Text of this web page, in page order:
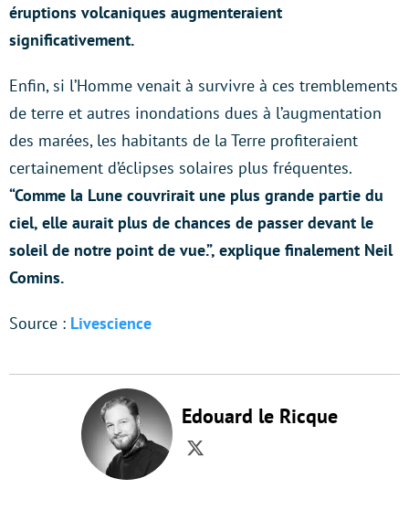
éruptions volcaniques augmenteraient
significativement.
Enfin, si l’Homme venait à survivre à ces tremblements
de terre et autres inondations dues à l’augmentation
des marées, les habitants de la Terre profiteraient
certainement d’éclipses solaires plus fréquentes.
“Comme la Lune couvrirait une plus grande partie du
ciel, elle aurait plus de chances de passer devant le
soleil de notre point de vue.”, explique finalement Neil
Comins.
Source : Livescience
Edouard le Ricque
Twitter